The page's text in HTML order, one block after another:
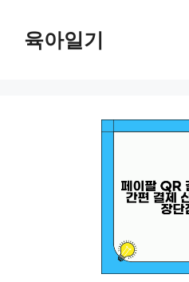
육아일기